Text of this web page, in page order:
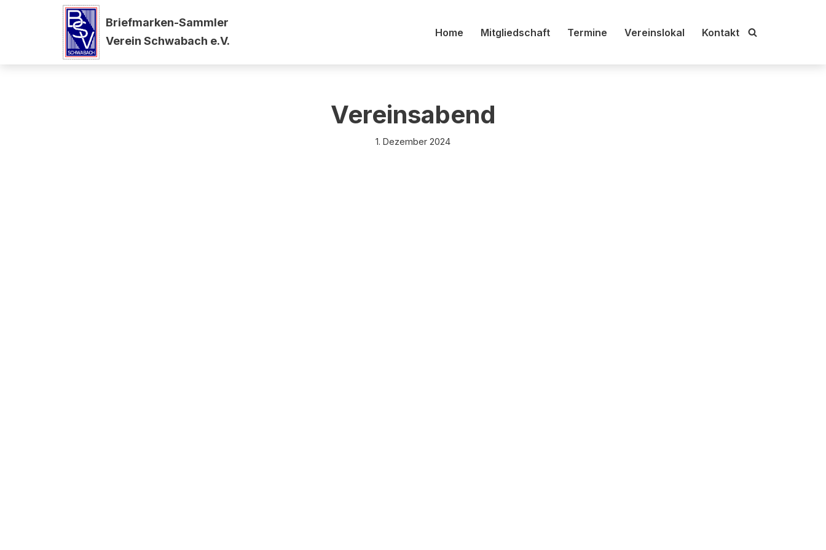
springen
Briefmarken-Sammler
Verein Schwabach e.V.
Home Mitgliedschaft Termine Vereinslokal Kontakt
Vereinsabend
1. Dezember 2024